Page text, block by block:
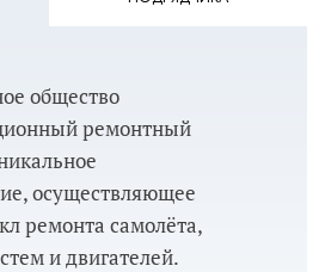
общество
ремонтный
осуществляющее
ремонта самолёта,
и двигателей.